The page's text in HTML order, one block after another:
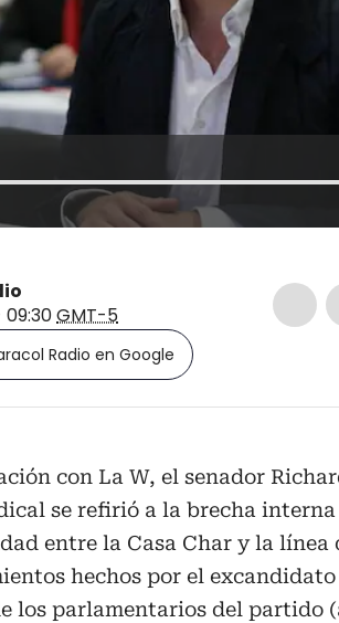
GMT-5
Radio en Google
con La W, el senador
se refirió a la brecha
entre la Casa Char y la línea
hechos por el
los parlamentarios del partido